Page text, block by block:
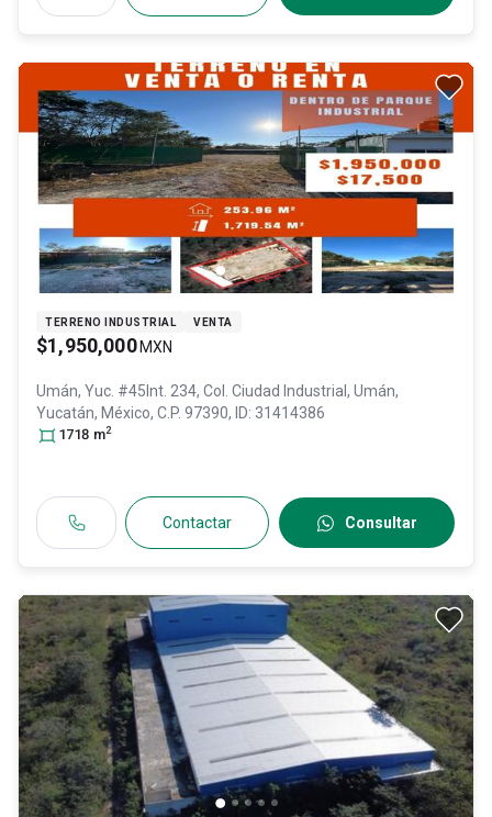
TERRENO INDUSTRIAL VENTA
$1,950,000 MXN
Umán, Yuc. #45Int. 234, Col. Ciudad Industrial, Umán,
Yucatán, México, C.P. 97390, ID: 31414386
1718 m2
Contactar Consultar